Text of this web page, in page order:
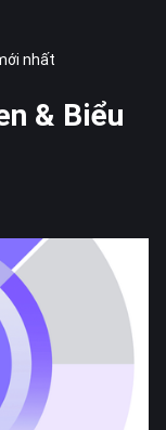
nhất
& Biểu